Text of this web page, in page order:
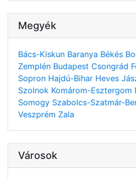
Megyék
Bács-Kiskun Baranya Békés
Zemplén Budapest Csongrád
Sopron Hajdú-Bihar Heves
Szolnok Komárom-Esztergom
Somogy Szabolcs-Szatmár-
Veszprém Zala
Városok